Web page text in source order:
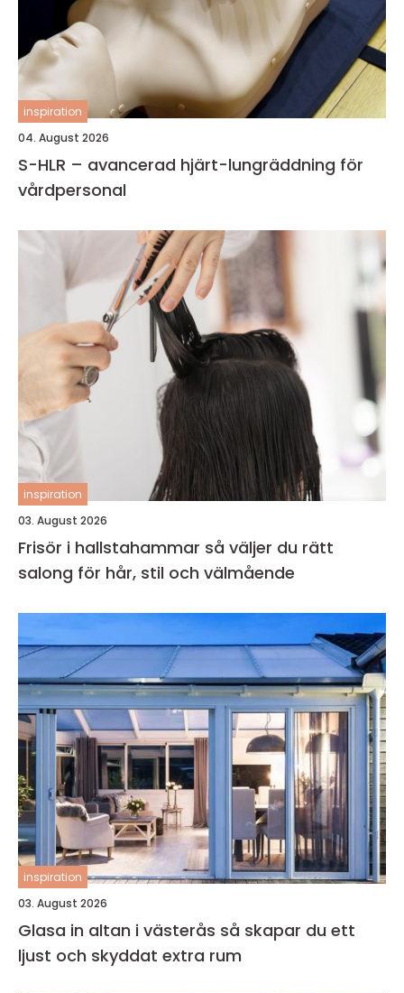
inspiration
04. August 2026
S-HLR – avancerad hjärt-lungräddning för
vårdpersonal
inspiration
03. August 2026
Frisör i hallstahammar så väljer du rätt
salong för hår, stil och välmående
inspiration
03. August 2026
Glasa in altan i västerås så skapar du ett
ljust och skyddat extra rum